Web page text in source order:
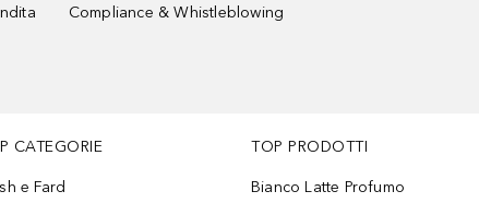
Compliance & Whistleblowing
CATEGORIE
e Fard
TOP PRODOTTI
Bianco Latte Profumo